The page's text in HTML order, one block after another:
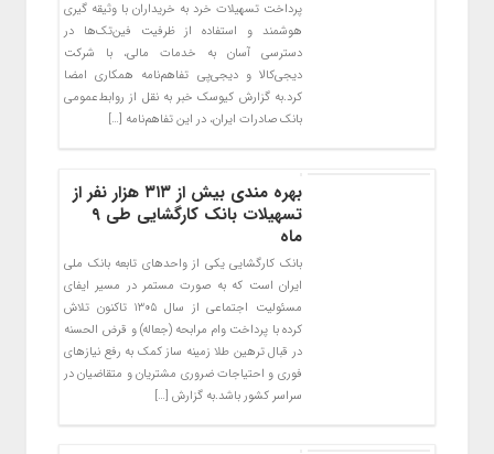
پرداخت تسهیلات خرد به خریداران با وثیقه گیری
هوشمند و استفاده از ظرفیت فین‌تک‌ها در
دسترسی آسان به خدمات مالی، با شرکت
دیجی‌کالا و دیجی‌پی تفاهم‌نامه همکاری امضا
کرد.به گزارش کیوسک خبر به نقل از روابط‌عمومی
بانک صادرات ایران، در این تفاهم‌نامه […]
بهره مندی بیش از ۳۱۳ هزار نفر از
تسهیلات بانک کارگشایی طی ۹
ماه
بانک کارگشایی یکی از واحدهای تابعه بانک ملی
ایران است که به صورت مستمر در مسیر ایفای
مسئولیت اجتماعی از سال ۱۳۰۵ تاکنون تلاش
کرده با پرداخت وام مرابحه (جعاله) و قرض الحسنه
در قبال ترهین طلا زمینه ساز کمک به رفع نیازهای
فوری و احتیاجات ضروری مشتریان و متقاضیان در
سراسر کشور باشد.به گزارش […]